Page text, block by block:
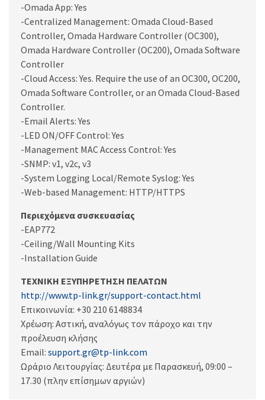
-Omada App: Yes
-Centralized Management: Omada Cloud-Based
Controller, Omada Hardware Controller (OC300),
Omada Hardware Controller (OC200), Omada Software
Controller
-Cloud Access: Yes. Require the use of an OC300, OC200,
Omada Software Controller, or an Omada Cloud-Based
Controller.
-Email Alerts: Yes
-LED ON/OFF Control: Yes
-Management MAC Access Control: Yes
-SNMP: v1, v2c, v3
-System Logging Local/Remote Syslog: Yes
-Web-based Management: HTTP/HTTPS
Περιεχόμενα συσκευασίας
-EAP772
-Ceiling/Wall Mounting Kits
-Installation Guide
ΤΕΧΝΙΚΗ ΕΞΥΠΗΡΕΤΗΣΗ ΠΕΛΑΤΩΝ
http://www.tp-link.gr/support-contact.html
Επικοινωνία: +30 210 6148834
Χρέωση: Αστική, αναλόγως τον πάροχο και την
προέλευση κλήσης
Email: support.gr@tp-link.com
Ωράριο Λειτουργίας: Δευτέρα με Παρασκευή, 09:00 –
17.30 (πλην επίσημων αργιών)